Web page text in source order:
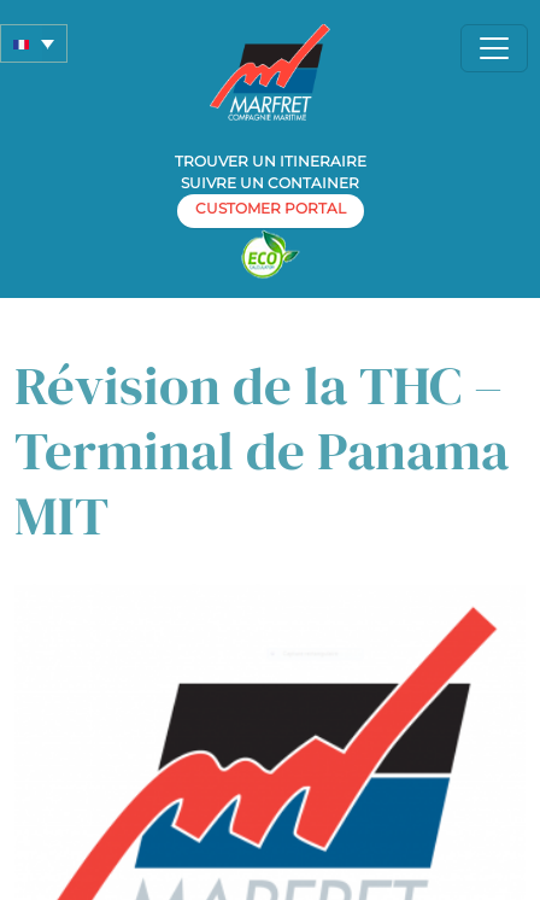
TROUVER UN ITINERAIRE
SUIVRE UN CONTAINER
CUSTOMER PORTAL
Tarifs & surcharges» Révision de la THC – Terminal de
Révision de la THC –
Terminal de Panama
MIT